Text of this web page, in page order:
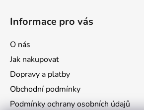
Informace pro vás
O nás
Jak nakupovat
Dopravy a platby
Obchodní podmínky
Podmínky ochrany osobních údajů